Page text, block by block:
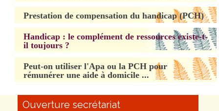
Prestation de compensation du handicap (PCH)
Handicap : le complément de ressources existe-t-
il toujours ?
Peut-on utiliser l'Apa ou la PCH pour
rémunérer une aide à domicile ...
Ouverture secrétariat